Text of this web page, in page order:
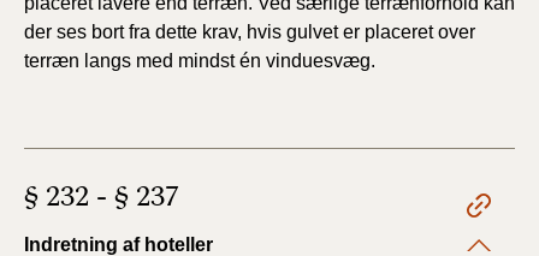
der ses bort fra dette krav, hvis gulvet er placeret over
terræn langs med mindst én vinduesvæg.
§ 232 - § 237
Indretning af hoteller